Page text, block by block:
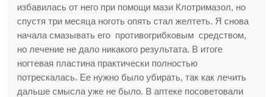
избавилась от него при помощи мази Клотримазол, но
спустя три месяца ноготь опять стал желтеть. Я снова
начала смазывать его противогрибковым средством,
но лечение не дало никакого результата. В итоге
ногтевая пластина практически полностью
потрескалась. Ее нужно было убирать, так как лечить
дальше смысла уже не было. В аптеке посоветовали